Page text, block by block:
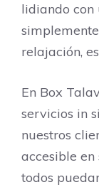
lidiando con
relajación,
En Box
servicios in
nuestros
accesible
todos